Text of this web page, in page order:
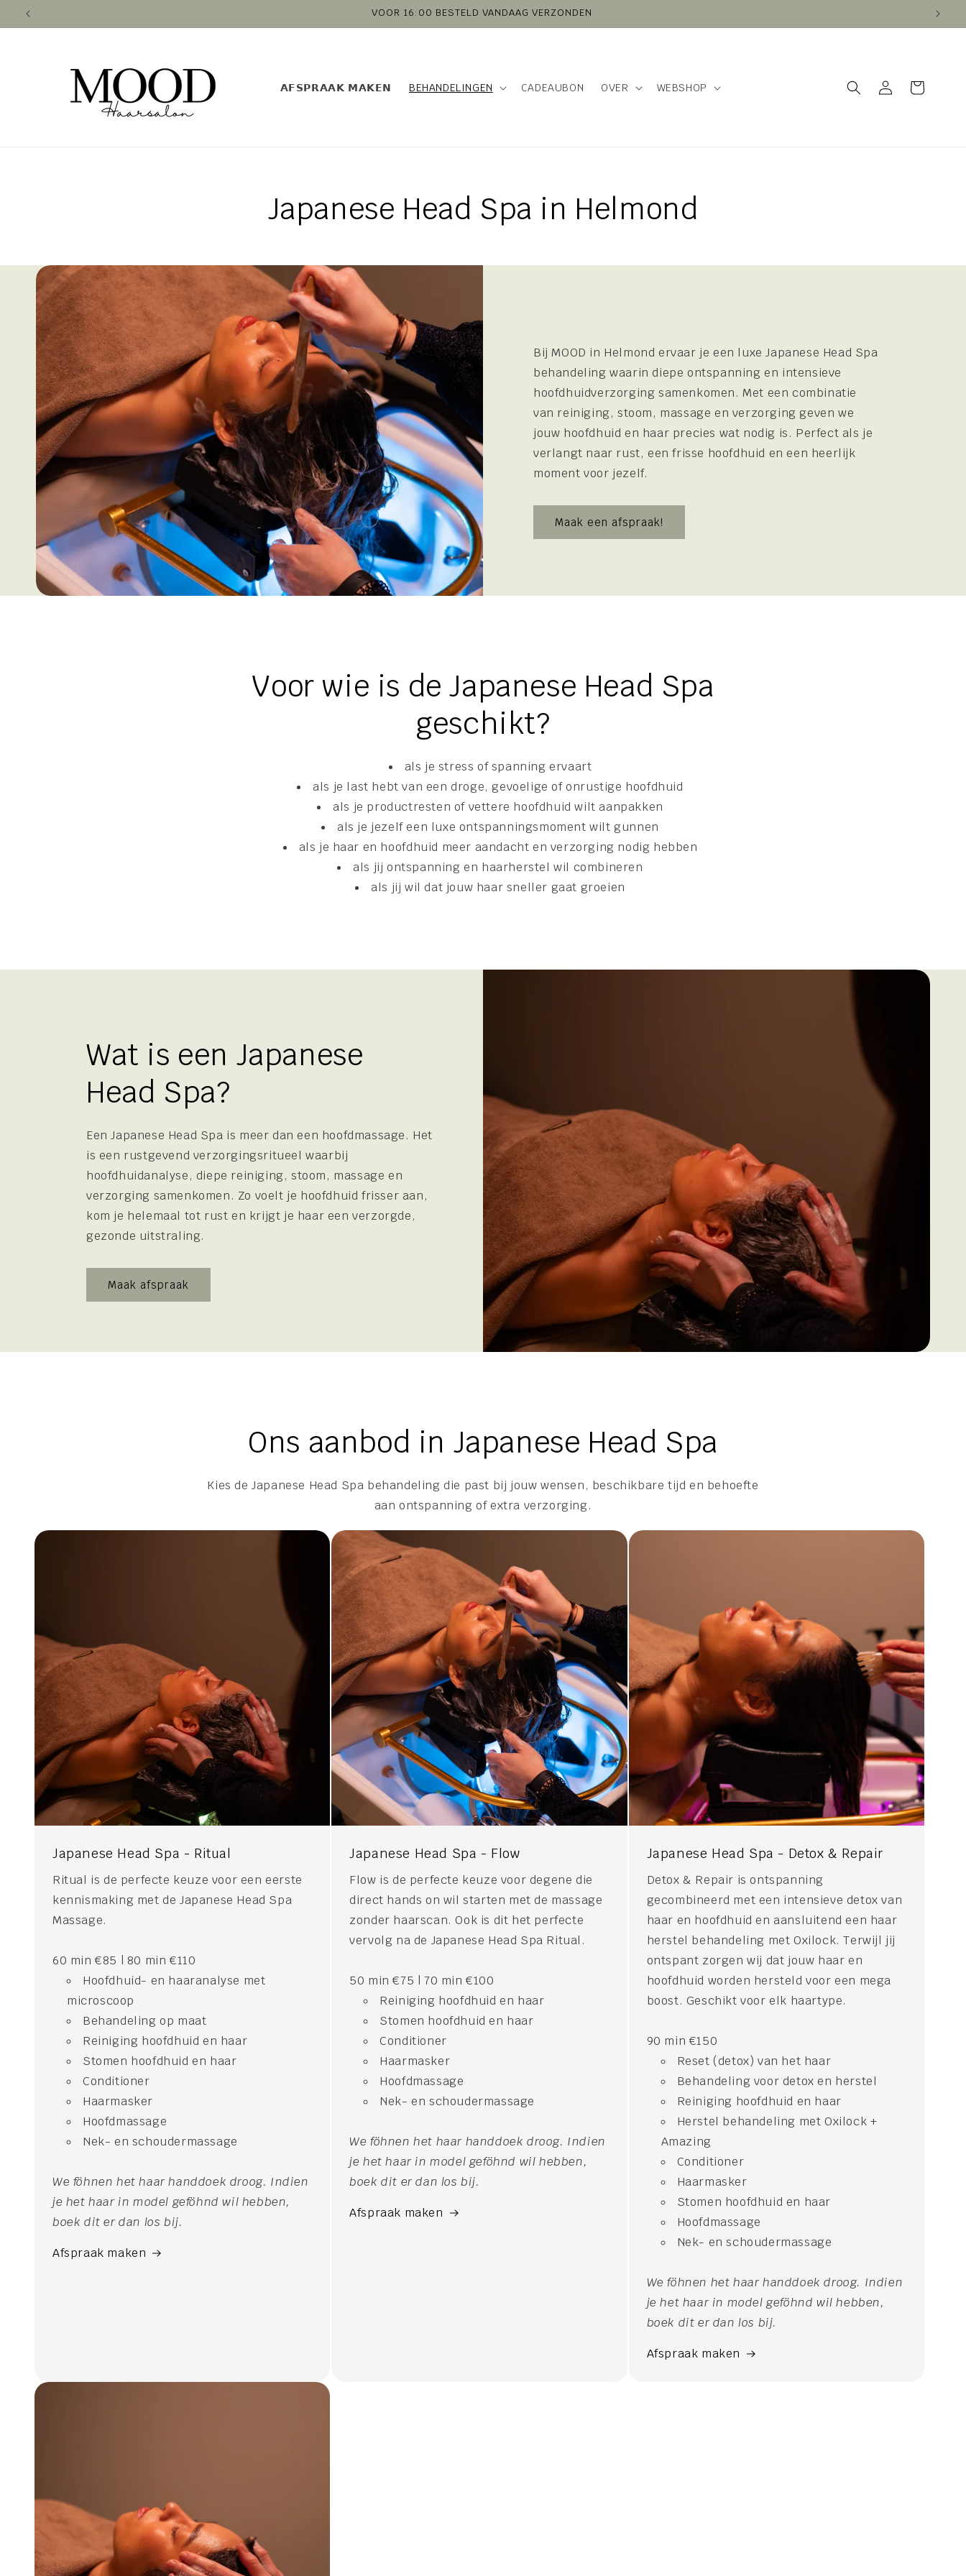
naar de
content
VOOR 16:00 BESTELD VANDAAG VERZONDEN
𝗔𝗙𝗦𝗣𝗥𝗔𝗔𝗞 𝗠𝗔𝗞𝗘𝗡 BEHANDELINGEN CADEAUBON OVER WEBSHOP Inloggen
Winkelwagen
Japanese Head Spa in Helmond
Bij MOOD in Helmond ervaar je een luxe Japanese Head Spa
behandeling waarin diepe ontspanning en intensieve
hoofdhuidverzorging samenkomen. Met een combinatie
van reiniging, stoom, massage en verzorging geven we
jouw hoofdhuid en haar precies wat nodig is. Perfect als je
verlangt naar rust, een frisse hoofdhuid en een heerlijk
moment voor jezelf.
Maak een afspraak!
Voor wie is de Japanese Head Spa
geschikt?
als je stress of spanning ervaart
als je last hebt van een droge, gevoelige of onrustige hoofdhuid
als je productresten of vettere hoofdhuid wilt aanpakken
als je jezelf een luxe ontspanningsmoment wilt gunnen
als je haar en hoofdhuid meer aandacht en verzorging nodig hebben
als jij ontspanning en haarherstel wil combineren
als jij wil dat jouw haar sneller gaat groeien
Wat is een Japanese
Head Spa?
Een Japanese Head Spa is meer dan een hoofdmassage. Het
is een rustgevend verzorgingsritueel waarbij
hoofdhuidanalyse, diepe reiniging, stoom, massage en
verzorging samenkomen. Zo voelt je hoofdhuid frisser aan,
kom je helemaal tot rust en krijgt je haar een verzorgde,
gezonde uitstraling.
Maak afspraak
Ons aanbod in Japanese Head Spa
Kies de Japanese Head Spa behandeling die past bij jouw wensen, beschikbare tijd en behoefte
aan ontspanning of extra verzorging.
Japanese Head Spa - Ritual
Ritual is de perfecte keuze voor een eerste
kennismaking met de Japanese Head Spa
Massage.
60 min €85 | 80 min €110
Hoofdhuid- en haaranalyse met
microscoop
Behandeling op maat
Reiniging hoofdhuid en haar
Stomen hoofdhuid en haar
Conditioner
Haarmasker
Hoofdmassage
Nek- en schoudermassage
We föhnen het haar handdoek droog. Indien
je het haar in model geföhnd wil hebben,
boek dit er dan los bij.
Afspraak maken
Japanese Head Spa - Flow
Flow is de perfecte keuze voor degene die
direct hands on wil starten met de massage
zonder haarscan. Ook is dit het perfecte
vervolg na de Japanese Head Spa Ritual.
50 min €75 | 70 min €100
Reiniging hoofdhuid en haar
Stomen hoofdhuid en haar
Conditioner
Haarmasker
Hoofdmassage
Nek- en schoudermassage
We föhnen het haar handdoek droog. Indien
je het haar in model geföhnd wil hebben,
boek dit er dan los bij.
Afspraak maken
Japanese Head Spa - Detox & Repair
Detox & Repair is ontspanning
gecombineerd met een intensieve detox van
haar en hoofdhuid en aansluitend een haar
herstel behandeling met Oxilock. Terwijl jij
ontspant zorgen wij dat jouw haar en
hoofdhuid worden hersteld voor een mega
boost. Geschikt voor elk haartype.
90 min €150
Reset (detox) van het haar
Behandeling voor detox en herstel
Reiniging hoofdhuid en haar
Herstel behandeling met Oxilock +
Amazing
Conditioner
Haarmasker
Stomen hoofdhuid en haar
Hoofdmassage
Nek- en schoudermassage
We föhnen het haar handdoek droog. Indien
je het haar in model geföhnd wil hebben,
boek dit er dan los bij.
Afspraak maken